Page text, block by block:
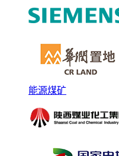
能源煤矿